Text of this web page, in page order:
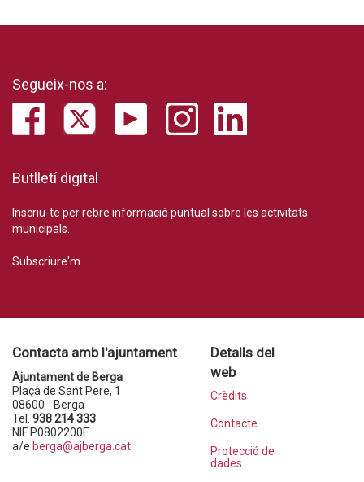
Segueix-nos a:
Butlletí digital
Inscriu-te per rebre informació puntual sobre les activitats
municipals.
Subscriure'm
Contacta amb l'ajuntament
Ajuntament de Berga
Plaça de Sant Pere, 1
08600 - Berga
Tel. 938 214 333
NIF P0802200F
a/e berga@ajberga.cat
Detalls del
web
Crèdits
Contacte
Protecció de
dades